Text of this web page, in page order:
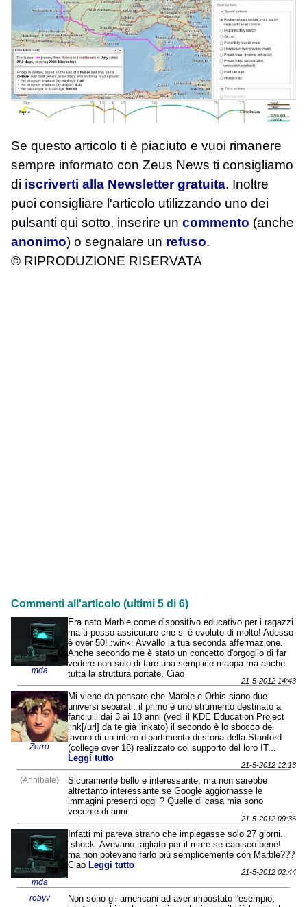
Se questo articolo ti è piaciuto e vuoi rimanere
sempre informato con Zeus News ti consigliamo
di iscriverti alla Newsletter gratuita. Inoltre
puoi consigliare l'articolo utilizzando uno dei
pulsanti qui sotto, inserire un commento (anche
anonimo) o segnalare un refuso.
© RIPRODUZIONE RISERVATA
Commenti all'articolo (ultimi 5 di 6)
mda
Era nato Marble come dispositivo educativo per i ragazzi
ma ti posso assicurare che si è evoluto di molto! Adesso
è over 50! :wink: Avvallo la tua seconda affermazione.
Anche secondo me è stato un concetto d'orgoglio di far
vedere non solo di fare una semplice mappa ma anche
tutta la struttura portate. Ciao
21-5-2012 14:43
Zorro
Mi viene da pensare che Marble e Orbis siano due
universi separati. il primo è uno strumento destinato a
fanciulli dai 3 ai 18 anni (vedi il KDE Education Project
link[/url] da te già linkato) il secondo è lo sbocco del
lavoro di un intero dipartimento di storia della Stanford
(college over 18) realizzato col supporto del loro IT...
Leggi tutto
21-5-2012 12:13
{Annibale}
Sicuramente bello e interessante, ma non sarebbe
altrettanto interessante se Google aggiornasse le
immagini presenti oggi ? Quelle di casa mia sono
vecchie di anni.
21-5-2012 09:36
mda
Infatti mi pareva strano che impiegasse solo 27 giorni.
:shock: Avevano tagliato per il mare se capisco bene!
ma non potevano farlo più semplicemente con Marble???
Ciao Leggi tutto
21-5-2012 02:44
robyv
Non sono gli americani ad aver impostato l'esempio,